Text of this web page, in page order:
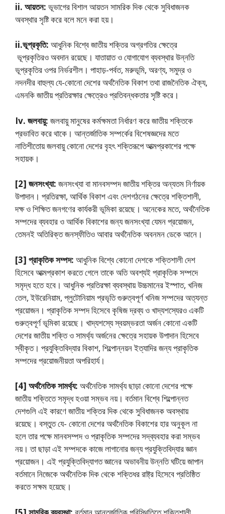
ii. আয়তন: ভূভাগের বিশাল আয়তন সামরিক দিক থেকে সুবিধাজনক
অবস্থার সৃষ্টি করে বলে মনে করা হয়।
ii.ভূপ্রকৃতি: আধুনিক বিশ্বে জাতীয় শক্তির অগ্রগতির ক্ষেত্রে
ভূপ্রকৃতিরও অবদান রয়েছে। যাতায়াত ও যোগাযোগ ব্যবস্থার উন্নতি
ভূপ্রকৃতির ওপর নির্ভরশীল। পাহাড়-পর্বত, মরুভূমি, অরণ্য, সমুদ্র ও
নদনদীর বাহুল্য যে-কোনো দেশের অর্থনৈতিক বিকাশ তথা রাজনৈতিক ঐক্য,
এমনকি জাতীয় প্রতিরক্ষার ক্ষেত্রেও প্রতিবন্ধকতার সৃষ্টি করে।
Iv. জলবায়ু: জলবায়ু মানুষের কর্মক্ষমতা নির্ধারণ করে জাতীয় শক্তিকে
প্রভাবিত করে থাকে। আন্তর্জাতিক সম্পর্কের বিশেষজ্ঞদের মতে
নাতিশীতোয় জলবায়ু কোনো দেশের বৃহৎ শক্তিরূপে আত্মপ্রকাশের পক্ষে
সহায়ক।
[2] জনসংখ্যা: জনসংখ্যা বা মানবসম্পদ জাতীয় শক্তির অন্যতম নির্ণায়ক
উপাদান। প্রতিরক্ষা, আর্থিক বিকাশ এবং দেশগঠনের ক্ষেত্রে শক্তিশালী,
দক্ষ ও শিক্ষিত জনগণের কার্যকরী ভূমিকা রয়েছে। অনেকের মতে, অর্থনৈতিক
সম্পদের ব্যবহার ও আর্থিক বিকাশের জন্য জনসংখ্যা যেমন প্রয়োজন,
তেমনই অতিরিক্ত জনস্ফীতিও আবার অর্থনৈতিক অবনমন ডেকে আনে।
[3] প্রাকৃতিক সম্পদ: আধুনিক বিশ্বে কোনো দেশকে শক্তিশালী দেশ
হিসেবে আত্মপ্রকাশ করতে গেলে তাকে অতি অবশ্যই প্রাকৃতিক সম্পদে
সমৃদ্ধ হতে হবে। আধুনিক প্রতিরক্ষা ব্যবস্থায় উচ্চমানের ইস্পাত, খনিজ
তেল, ইউরেনিয়াম, প্লুটোনিয়াম প্রভৃতি গুরুত্বপূর্ণ খনিজ সম্পদের অত্যন্ত
প্রয়োজন। প্রাকৃতিক সম্পদ হিসেবে কৃষিজ দ্রব্য ও খাদ্যশস্যেরও একটি
গুরুত্বপূর্ণ ভূমিকা রয়েছে। খাদ্যশস্যে স্বয়ম্ভরতা অর্জন কোনো একটি
দেশের জাতীয় শক্তি ও সামর্থ্য অর্জনের ক্ষেত্রে সহায়ক উপাদান হিসেবে
স্বীকৃত। প্রযুক্তিবিদ্যার বিকাশ, শিল্পোন্নয়ন ইত্যাদির জন্য প্রাকৃতিক
সম্পদের প্রয়োজনীয়তা অপরিহার্য।
[4] অর্থনৈতিক সামর্থ্য: অর্থনৈতিক সামর্থ্য ছাড়া কোনো দেশের পক্ষে
জাতীয় শক্তিতে সমৃদ্ধ হওয়া সম্ভব নয়। বর্তমান বিশ্বে শিল্পোন্নত
দেশগুলি এই কারণে জাতীয় শক্তির দিক থেকে সুবিধাজনক অবস্থায়
রয়েছে। বস্তুত যে- কোনো দেশের অর্থনৈতিক বিকাশের হার অনুকূল না
হলে তার পক্ষে মানবসম্পদ ও প্রাকৃতিক সম্পদের সদ্‌ব্যবহার করা সম্ভব
নয়। তা ছাড়া এই সম্পদকে কাজে লাগানোর জন্য প্রযুক্তিবিদ্যার জ্ঞান
প্রয়োজন। এই প্রযুক্তিবিদ্যাগত জ্ঞানের অভাবনীয় উন্নতি ঘটিয়ে জাপান
বর্তমানে নিজেকে অর্থনৈতিক দিক থেকে শক্তিধর রাষ্ট্র হিসেবে প্রতিষ্ঠিত
করতে সক্ষম হয়েছে।